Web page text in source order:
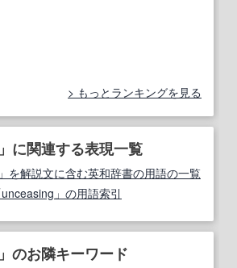
もっとランキングを見る
に関連する表現一覧
を解説文に含む英和辞書の用語の一覧
」の用語索引
のお隣キーワード